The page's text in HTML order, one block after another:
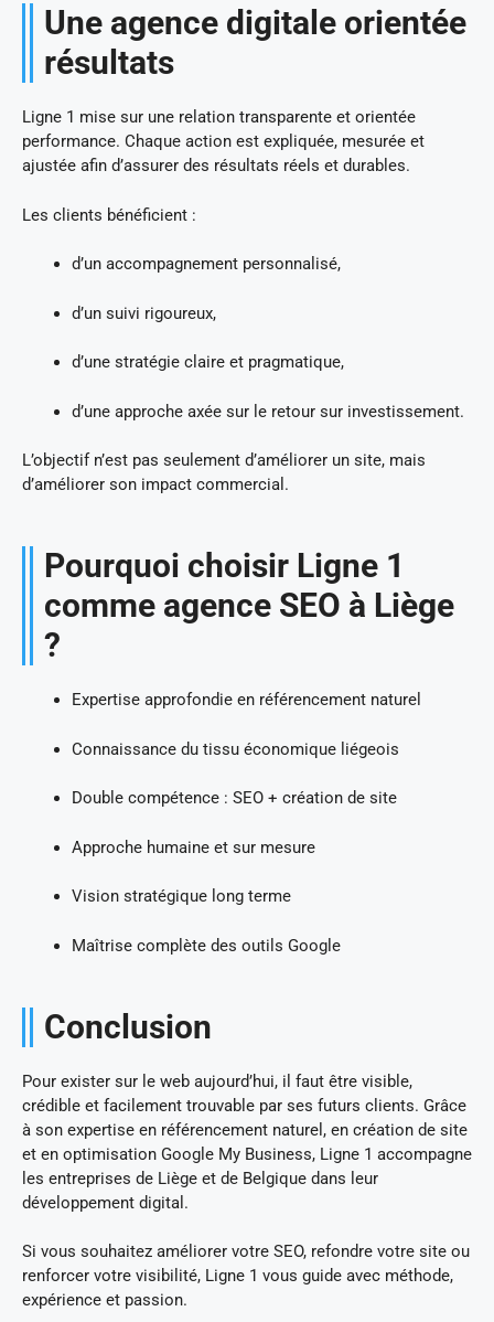
Une agence digitale orientée
résultats
Ligne 1 mise sur une relation transparente et orientée
performance. Chaque action est expliquée, mesurée et
ajustée afin d’assurer des résultats réels et durables.
Les clients bénéficient :
d’un accompagnement personnalisé,
d’un suivi rigoureux,
d’une stratégie claire et pragmatique,
d’une approche axée sur le retour sur investissement.
L’objectif n’est pas seulement d’améliorer un site, mais
d’améliorer son impact commercial.
Pourquoi choisir Ligne 1
comme agence SEO à Liège
?
Expertise approfondie en référencement naturel
Connaissance du tissu économique liégeois
Double compétence : SEO + création de site
Approche humaine et sur mesure
Vision stratégique long terme
Maîtrise complète des outils Google
Conclusion
Pour exister sur le web aujourd’hui, il faut être visible,
crédible et facilement trouvable par ses futurs clients. Grâce
à son expertise en référencement naturel, en création de site
et en optimisation Google My Business, Ligne 1 accompagne
les entreprises de Liège et de Belgique dans leur
développement digital.
Si vous souhaitez améliorer votre SEO, refondre votre site ou
renforcer votre visibilité, Ligne 1 vous guide avec méthode,
expérience et passion.